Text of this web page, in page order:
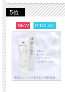
5位
NEW PICK UP